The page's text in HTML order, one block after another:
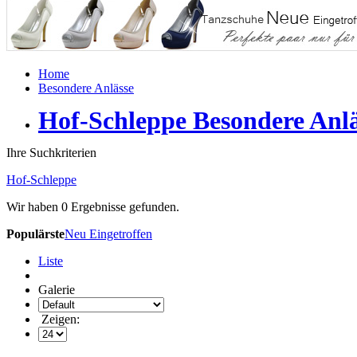
Home
Besondere Anlässe
Hof-Schleppe Besondere
Ihre Suchkriterien
Hof-Schleppe
Wir haben 0 Ergebnisse gefunden.
PopulärsteNeu Eingetroffen
Liste
Galerie
Zeigen: